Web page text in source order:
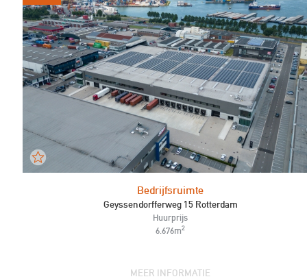
Bedrijfsruimte
Geyssendorfferweg 15 Rotterdam
Huurprijs
6.676m2
MEER INFORMATIE